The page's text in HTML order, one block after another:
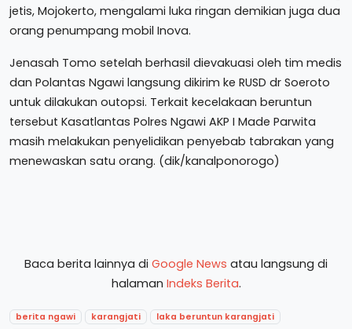
jetis, Mojokerto, mengalami luka ringan demikian juga dua
orang penumpang mobil Inova.
Jenasah Tomo setelah berhasil dievakuasi oleh tim medis
dan Polantas Ngawi langsung dikirim ke RUSD dr Soeroto
untuk dilakukan outopsi. Terkait kecelakaan beruntun
tersebut Kasatlantas Polres Ngawi AKP I Made Parwita
masih melakukan penyelidikan penyebab tabrakan yang
menewaskan satu orang. (dik/kanalponorogo)
Baca berita lainnya di Google News atau langsung di
halaman Indeks Berita.
berita ngawi karangjati
laka beruntun karangjati